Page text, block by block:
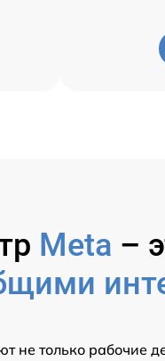
Meta –
не только рабочие